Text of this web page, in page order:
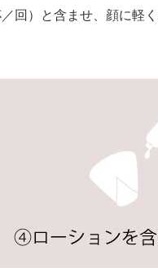
回）と含ませ、顔に軽